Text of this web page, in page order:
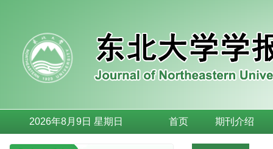
2026年8月9日 星期日 首页 期刊介绍